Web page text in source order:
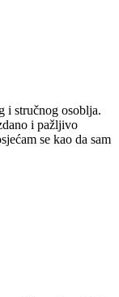
i stručnog osoblja.
i pažljivo
se kao da sam